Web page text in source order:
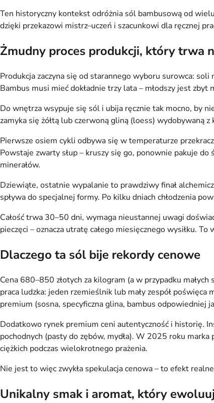
Ten historyczny kontekst odróżnia sól bambusową od
dzięki przekazowi mistrz–uczeń i szacunkowi dla ręcznej
Żmudny proces produkcji, który trwa
Produkcja zaczyna się od starannego wyboru surowca:
Bambus musi mieć dokładnie trzy lata – młodszy jest
Do wnętrza wsypuje się sól i ubija ręcznie tak mocno, by
zamyka się żółtą lub czerwoną gliną (loess) wydobywaną
Pierwsze osiem cykli odbywa się w temperaturze
Powstaje zwarty słup – kruszy się go, ponownie pakuje
minerałów.
Dziewiąte, ostatnie wypalanie to prawdziwy finał
spływa do specjalnej formy. Po kilku dniach chłodzenia
Całość trwa 30–50 dni, wymaga nieustannej uwagi
pieczęci – oznacza utratę całego miesięcznego wysiłku.
Dlaczego ta sól bije rekordy cenowe
Cena 680–850 złotych za kilogram (a w przypadku
praca ludzka: jeden rzemieślnik lub mały zespół
premium (sosna, specyficzna glina, bambus odpowiedniej
Dodatkowo rynek premium ceni autentyczność i historię.
pochodnych (pasty do zębów, mydła). W 2025 roku
ciężkich podczas wielokrotnego prażenia.
Nie jest to więc zwykła spekulacja cenowa – to efekt
Unikalny smak i aromat, który